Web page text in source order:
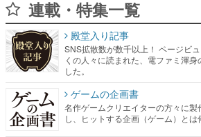
連載・特集一覧
殿堂入り記事
SNS拡散数が数千以上！ ページビ
くの人々に読まれた、電ファミ渾身
した。
ゲームの企画書
名作ゲームクリエイターの方々に製
し、ヒットする企画（ゲーム）とは